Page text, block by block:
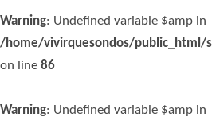
Warning: Undefined variable $amp in
/home/vivirquesondos/public_html/
on line 86
Warning: Undefined variable $amp in